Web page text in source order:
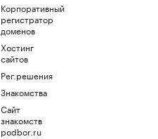
Корпоративный
регистратор
доменов
Хостинг
сайтов
Рег.решения
Знакомства
Сайт
знакомств
podbor.ru